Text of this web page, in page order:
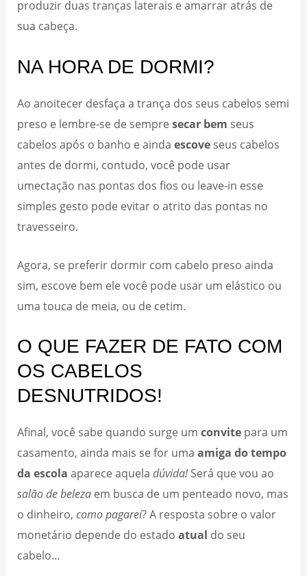
produzir duas tranças laterais e amarrar atrás de
sua cabeça.
NA HORA DE DORMI?
Ao anoitecer desfaça a trança dos seus cabelos semi
preso e lembre-se de sempresecar bem seus
cabelos após o banho e ainda escove seus cabelos
antes de dormi, contudo, você pode usar
umectação nas pontas dos fios ou leave-in esse
simples gesto pode evitar o atrito das pontas no
travesseiro.
Agora, se preferir dormir com cabelo preso ainda
sim, escove bem ele você pode usar um elástico ou
uma touca de meia, ou de cetim.
O QUE FAZER DE FATO COM
OS CABELOS
DESNUTRIDOS!
Afinal, você sabe quando surge um convite para um
casamento, ainda mais se for umaamiga do tempo
da escola aparece aqueladúvida!Será que vou ao
salão de beleza em busca de um penteado novo, mas
o dinheiro, como pagarei? A resposta sobre o valor
monetário depende do estado atual do seu
cabelo…